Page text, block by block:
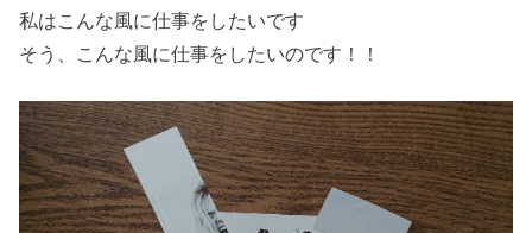
私はこんな風に仕事をしたいです
そう、こんな風に仕事をしたいのです！！